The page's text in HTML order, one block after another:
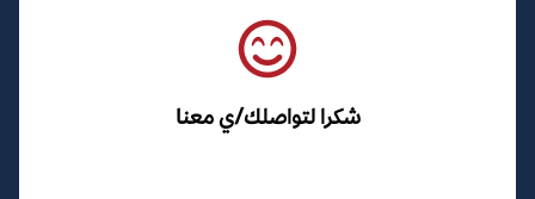
شكرا لتواصلك/ي معنا